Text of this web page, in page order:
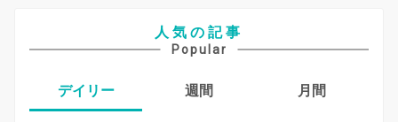
人気の記事
Popular
デイリー 週間 月間